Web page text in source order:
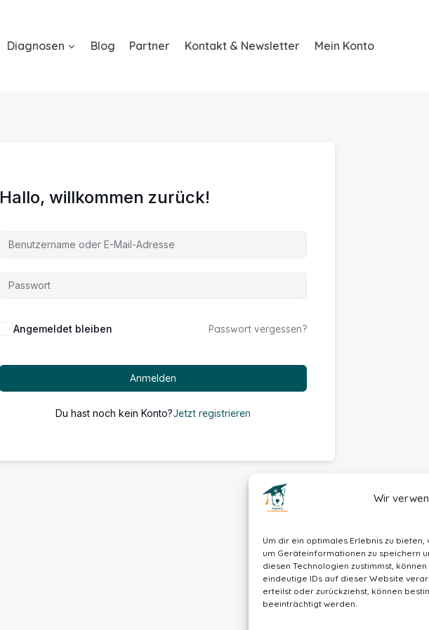
Wir
Um dir ein optimales Erlebnis zu
um Geräteinformationen zu speichern
diesen Technologien zustimmst,
eindeutige IDs auf dieser Website
erteilst oder zurückziehst, können
beeinträchtigt werden.
Diagnosen Blog Partner Kontakt & Newsletter Mein Konto
Hallo, willkommen zurück!
Alternative:
Angemeldet bleiben Passwort vergessen?
Anmelden
Du hast noch kein Konto?Jetzt registrieren